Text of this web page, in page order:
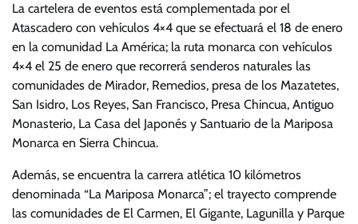
La cartelera de eventos está complementada por el
Atascadero con vehículos 4×4 que se efectuará el 18 de enero
en la comunidad La América; la ruta monarca con vehículos
4×4 el 25 de enero que recorrerá senderos naturales las
comunidades de Mirador, Remedios, presa de los Mazatetes,
San Isidro, Los Reyes, San Francisco, Presa Chincua, Antiguo
Monasterio, La Casa del Japonés y Santuario de la Mariposa
Monarca en Sierra Chincua.
Además, se encuentra la carrera atlética 10 kilómetros
denominada “La Mariposa Monarca”; el trayecto comprende
las comunidades de El Carmen, El Gigante, Lagunilla y Parque